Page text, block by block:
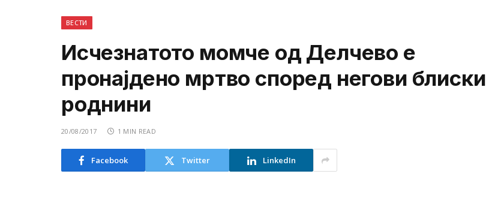
ВЕСТИ
Исчезнатото момче од Делчево е
пронајдено мртво според негови блиски
роднини
20/08/2017 1 MIN READ
Facebook Twitter LinkedIn